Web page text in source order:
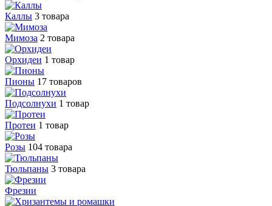
Каллы 3 товара
Мимоза 2 товара
Орхидеи 1 товар
Пионы 17 товаров
Подсолнухи 1 товар
Протеи 1 товар
Розы 104 товара
Тюльпаны 3 товара
Фрезии